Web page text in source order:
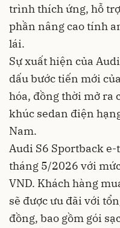
trình thích ứng, hỗ
phần nâng cao tính
lái.
Sự xuất hiện của
dấu bước tiến mới
hóa, đồng thời mở ra
khúc sedan điện
Nam.
Audi S6 Sportback
tháng 5/2026 với
VND. Khách hàng
sẽ được ưu đãi với
đồng, bao gồm gói